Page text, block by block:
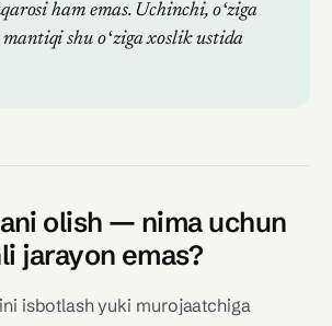
ham emas. Uchinchi, oʻziga
mantiqi shu oʻziga xoslik ustida
olish — nima uchun
jarayon emas?
isbotlash yuki murojaatchiga